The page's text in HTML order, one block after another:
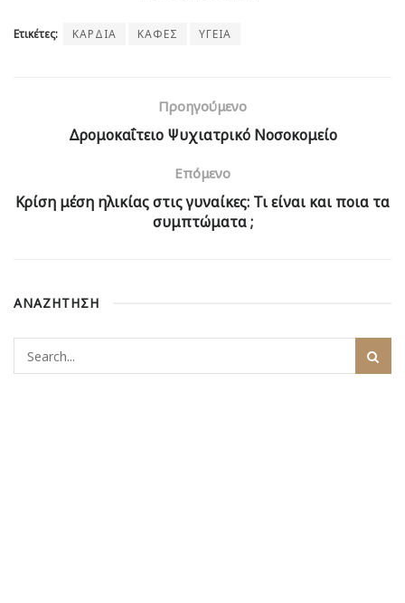
Ετικέτες: ΚΑΡΔΙΑ ΚΑΦΕΣ ΥΓΕΙΑ
Προηγούμενο
Δρομοκαΐτειο Ψυχιατρικό Νοσοκομείο
Επόμενο
Κρίση μέση ηλικίας στις γυναίκες: Τι είναι και ποια τα
συμπτώματα ;
ΑΝΑΖΗΤΗΣΗ